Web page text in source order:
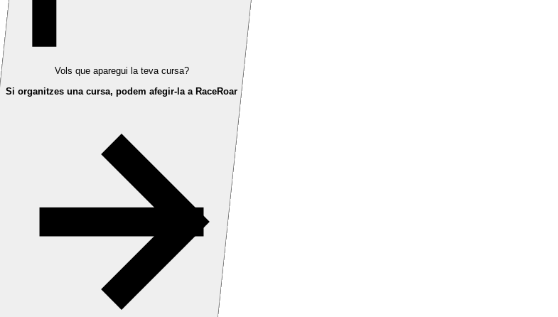
Vols que aparegui la teva cursa?
Si organitzes una cursa, podem afegir-la a RaceRoar